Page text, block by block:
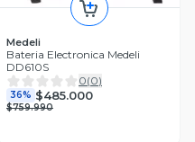
Medeli
Bateria Electronica Medeli
DD610S
0(0)
36% $485.000
$759.990